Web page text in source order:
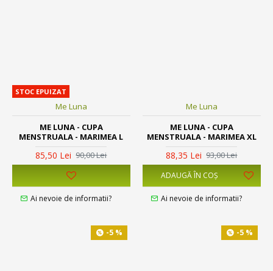
STOC EPUIZAT
Me Luna
ME LUNA - CUPA
MENSTRUALA - MARIMEA L
85,50 Lei 90,00 Lei
Ai nevoie de informatii?
Me Luna
ME LUNA - CUPA
MENSTRUALA - MARIMEA XL
88,35 Lei 93,00 Lei
ADAUGĂ ÎN COŞ
Ai nevoie de informatii?
-5 % -5 %